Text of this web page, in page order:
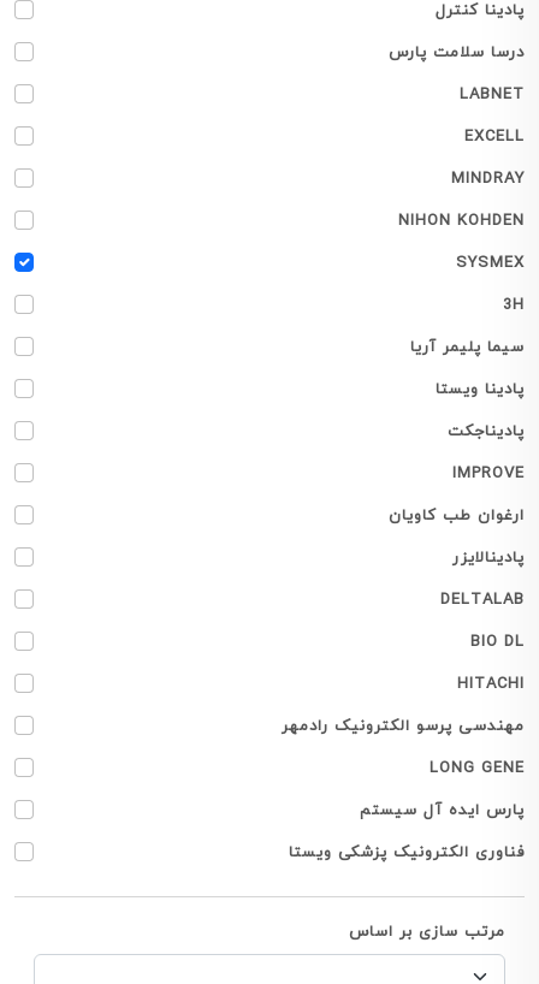
پادینا کنترل
درسا سلامت پارس
LABNET
EXCELL
MINDRAY
NIHON KOHDEN
SYSMEX
3H
سیما پلیمر آریا
پادینا ویستا
پادیناجکت
IMPROVE
ارغوان طب کاویان
پادینالایزر
DELTALAB
BIO DL
HITACHI
مهندسی پرسو الکترونیک رادمهر
LONG GENE
پارس ایده آل سیستم
فناوری الکترونیک پزشکی ویستا
مرتب سازی بر اساس